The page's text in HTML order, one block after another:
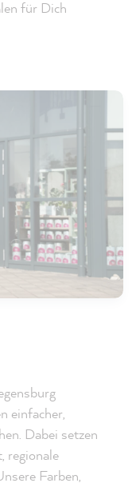
für Dich
einfacher,
Dabei setzen
regionale
Farben,